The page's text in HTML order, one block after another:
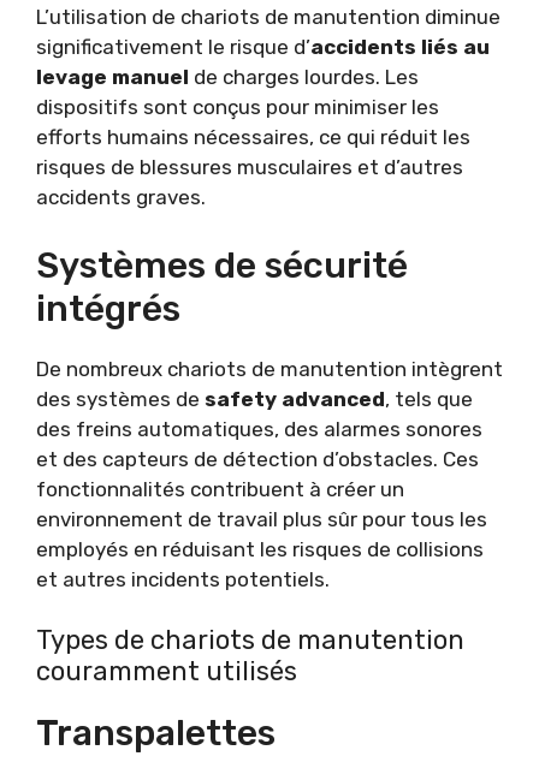
L’utilisation de chariots de manutention diminue
significativement le risque d’accidents liés au
levage manuel de charges lourdes. Les
dispositifs sont conçus pour minimiser les
efforts humains nécessaires, ce qui réduit les
risques de blessures musculaires et d’autres
accidents graves.
Systèmes de sécurité
intégrés
De nombreux chariots de manutention intègrent
des systèmes de safety advanced, tels que
des freins automatiques, des alarmes sonores
et des capteurs de détection d’obstacles. Ces
fonctionnalités contribuent à créer un
environnement de travail plus sûr pour tous les
employés en réduisant les risques de collisions
et autres incidents potentiels.
Types de chariots de manutention
couramment utilisés
Transpalettes